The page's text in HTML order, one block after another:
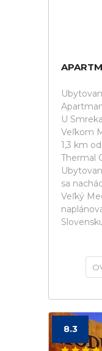
U
Veľkom
1,3 km
Thermal
sa
Veľký
8.3